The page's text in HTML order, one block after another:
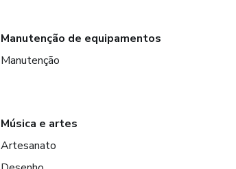
Manutenção de equipamentos
Manutenção
Música e artes
Artesanato